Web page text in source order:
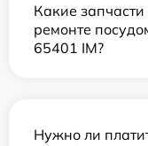
Какие
ремонте
65401 IM?
Нужно ли